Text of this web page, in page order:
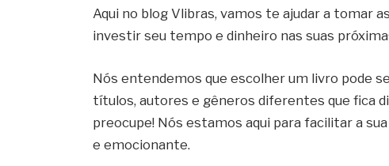
Aqui no blog Vlibras, vamos te ajudar a tomar
investir seu tempo e dinheiro nas suas
Nós entendemos que escolher um livro pode
títulos, autores e gêneros diferentes que fica
preocupe! Nós estamos aqui para facilitar a
e emocionante.